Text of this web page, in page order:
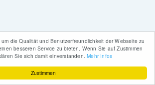
Zustimmen
die Qualität und Benutzerfreundlichkeit der Webseite zu
besseren Service zu bieten. Wenn Sie auf Zustimmen
Sie sich damit einverstanden.Mehr Infos